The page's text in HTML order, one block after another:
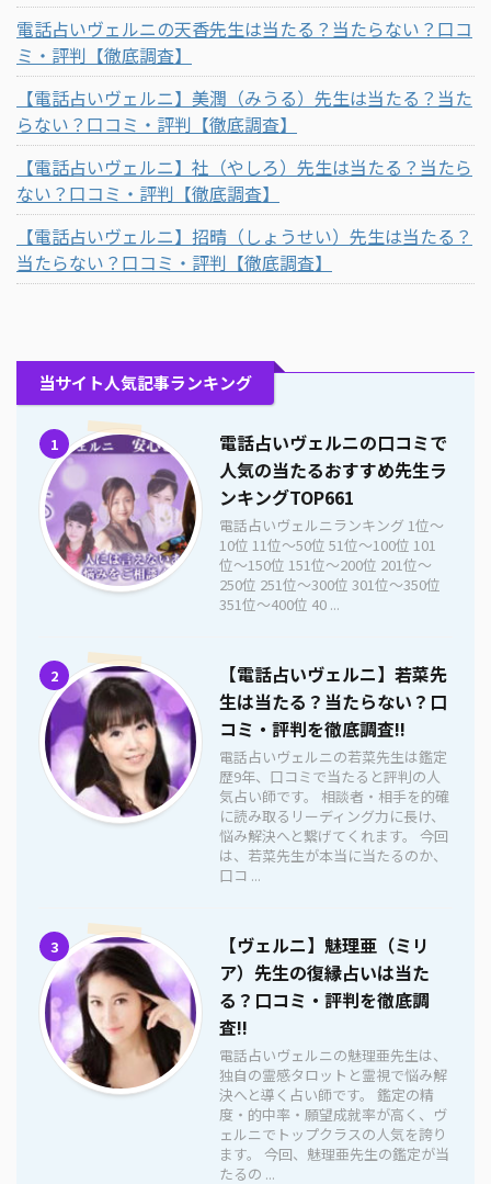
電話占いヴェルニの天香先生は当たる？当たらない？口コ
ミ・評判【徹底調査】
【電話占いヴェルニ】美潤（みうる）先生は当たる？当た
らない？口コミ・評判【徹底調査】
【電話占いヴェルニ】社（やしろ）先生は当たる？当たら
ない？口コミ・評判【徹底調査】
【電話占いヴェルニ】招晴（しょうせい）先生は当たる？
当たらない？口コミ・評判【徹底調査】
当サイト人気記事ランキング
1
電話占いヴェルニの口コミで
人気の当たるおすすめ先生ラ
ンキングTOP661
電話占いヴェルニランキング 1位〜
10位 11位〜50位 51位〜100位 101
位〜150位 151位〜200位 201位〜
250位 251位〜300位 301位〜350位
351位〜400位 40 ...
2
【電話占いヴェルニ】若菜先
生は当たる？当たらない？口
コミ・評判を徹底調査!!
電話占いヴェルニの若菜先生は鑑定
歴9年、口コミで当たると評判の人
気占い師です。 相談者・相手を的確
に読み取るリーディング力に長け、
悩み解決へと繋げてくれます。 今回
は、若菜先生が本当に当たるのか、
口コ ...
3
【ヴェルニ】魅理亜（ミリ
ア）先生の復縁占いは当た
る？口コミ・評判を徹底調
査!!
電話占いヴェルニの魅理亜先生は、
独自の霊感タロットと霊視で悩み解
決へと導く占い師です。 鑑定の精
度・的中率・願望成就率が高く、ヴ
ェルニでトップクラスの人気を誇り
ます。 今回、魅理亜先生の鑑定が当
たるの ...